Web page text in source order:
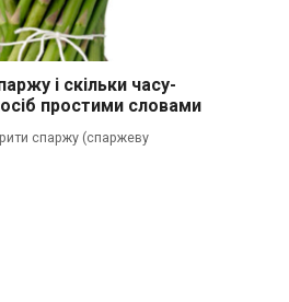
і скільки часу-
простими словами
спаржу (спаржеву